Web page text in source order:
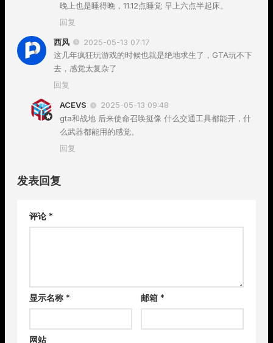
晚上也是睡得晚，11.12点睡觉 早上六点半起床。
回复
西风
2025-05-13 07:17
这几年疯狂玩游戏的时候也就是绝地求生了，GTA玩不下
去，感觉太复杂了
回复
ACEVS
2025-05-13 09:48
gta和战地 后来使命召唤挺像 什么交通工具都能开，什
么武器都能用的感觉。
回复
发表回复
评论 *
显示名称 * 邮箱*
网站